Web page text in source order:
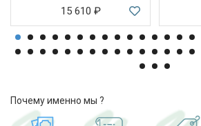
15 610 ₽
Почему именно мы ?